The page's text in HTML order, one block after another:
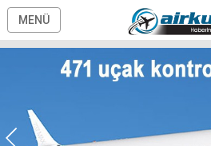
MENÜ